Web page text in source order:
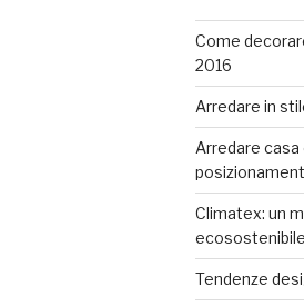
Come
2016
Arredare in
Arredare casa
Climatex: un
ecosostenibile
Tendenze